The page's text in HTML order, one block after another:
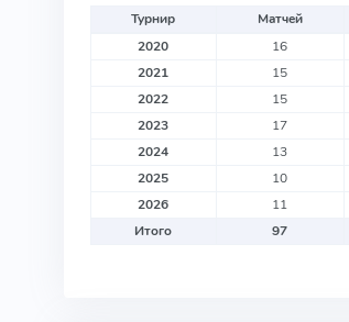
Турнир Матчей
2020
16
2021
15
2022
15
2023
17
2024
13
2025
10
2026
11
Итого
97